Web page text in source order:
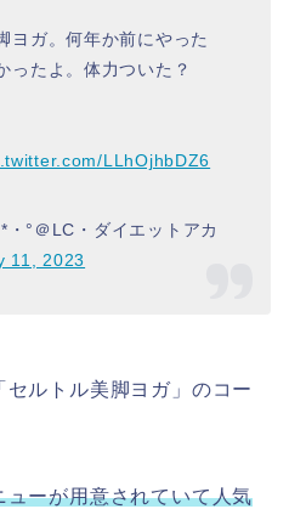
ヨガ。何年か前にやった
ったよ。体力ついた？
LLhOjhbDZ6
°＠LC・ダイエットアカ
11, 2023
ルトル美脚ヨガ」のコー
ーが用意されていて人気